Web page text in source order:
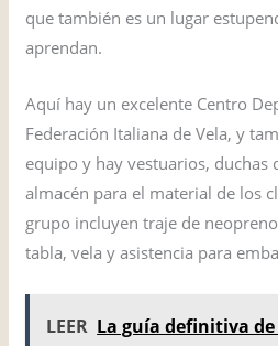
que también es un lugar
aprendan.
Aquí hay un excelente Centro
Federación Italiana de Vela, y
equipo y hay vestuarios, duchas
almacén para el material de los
grupo incluyen traje de
tabla, vela y asistencia para
LEER La guía definitiva